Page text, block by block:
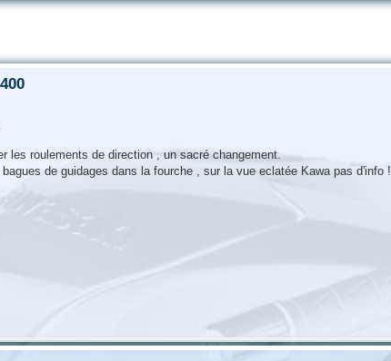
les roulements de direction , un sacré changement.
de guidages dans la fourche , sur la vue eclatée Kawa pas d'info !